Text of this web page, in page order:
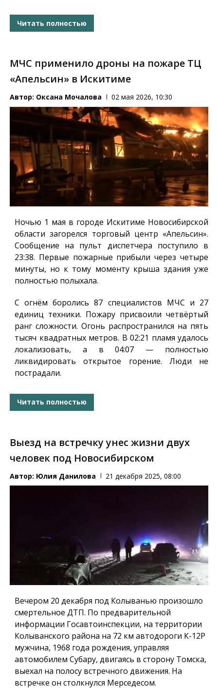
Читать полностью
МЧС применило дроны на пожаре ТЦ
«Апельсин» в Искитиме
Автор: Оксана Мочалова 02 мая 2026, 10:30
Ночью 1 мая в городе Искитиме Новосибирской
области загорелся торговый центр «Апельсин».
Сообщение на пульт диспетчера поступило в
23:38. Первые пожарные прибыли через четыре
минуты, но к тому моменту крыша здания уже
полностью полыхала.
С огнём боролись 87 специалистов МЧС и 27
единиц техники. Пожару присвоили четвёртый
ранг сложности. Огонь распространился на пять
тысяч квадратных метров. В 02:21 пламя удалось
локализовать, а в 04:07 — полностью
ликвидировать открытое горение. Люди не
пострадали.
Читать полностью
Выезд на встречку унес жизни двух
человек под Новосибирском
Автор: Юлия Данилова 21 декабря 2025, 08:00
Вечером 20 декабря под Колыванью произошло
смертельное ДТП. По предварительной
информации Госавтоинспекции, на территории
Колыванского района на 72 км автодороги К-12Р
мужчина, 1968 года рождения, управляя
автомобилем Субару, двигаясь в сторону Томска,
выехал на полосу встречного движения. На
встречке он столкнулся Мерседесом.